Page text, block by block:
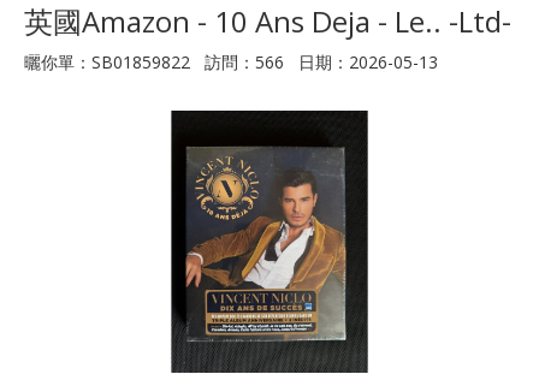
英國Amazon - 10 Ans Deja - Le.. -Ltd-
曬你單：SB01859822 訪問：566 日期：2026-05-13